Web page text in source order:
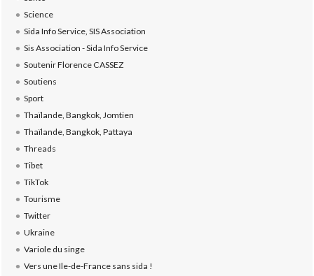
Science
Sida Info Service, SIS Association
Sis Association - Sida Info Service
Soutenir Florence CASSEZ
Soutiens
Sport
Thaïlande, Bangkok, Jomtien
Thaïlande, Bangkok, Pattaya
Threads
Tibet
TikTok
Tourisme
Twitter
Ukraine
Variole du singe
Vers une Ile-de-France sans sida !